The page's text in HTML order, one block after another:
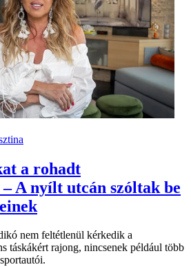
a rohadt
A nyílt utcán szóltak be
nem feltétlenül kérkedik a
táskákért rajong, nincsenek például több